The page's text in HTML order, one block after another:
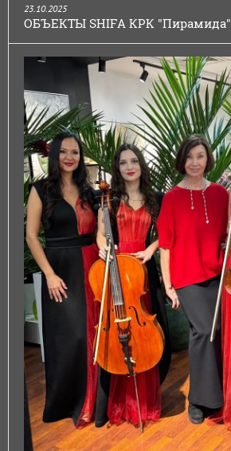
23.10.2025
ОБЪЕКТЫ SHIFA КРК "Пирамида"